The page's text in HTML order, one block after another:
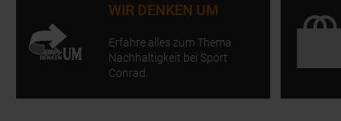
WIR DENKEN UM
Erfahre alles zum Thema
Nachhaltigkeit bei Sport
Conrad.